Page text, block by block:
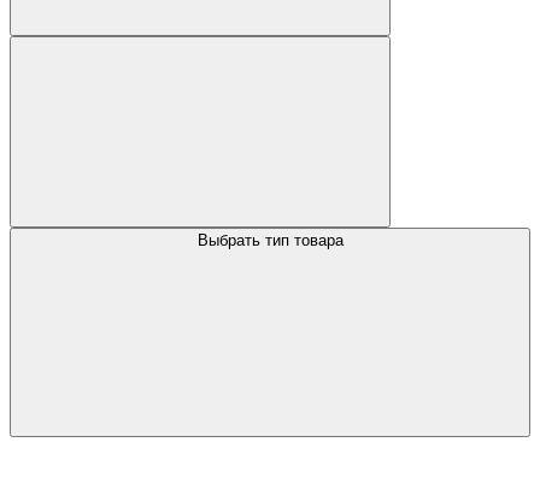
Выбрать тип товара